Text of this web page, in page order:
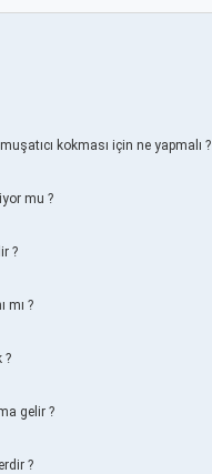
kokması için ne yapmalı ?
mu ?
?
mı ?
?
gelir ?
?